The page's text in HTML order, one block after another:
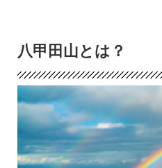
八甲田山とは？